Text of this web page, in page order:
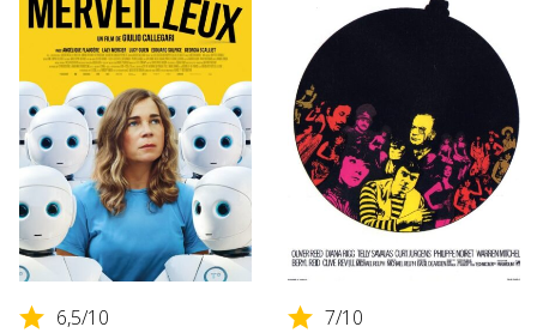
6,5/10 7/10